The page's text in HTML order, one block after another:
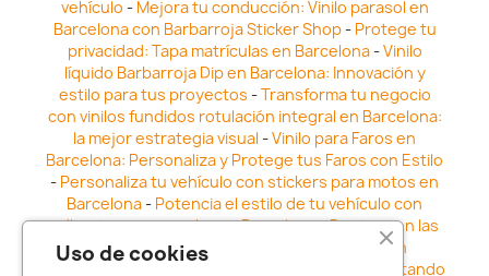
vehículo - Mejora tu conducción: Vinilo parasol en
Barcelona con Barbarroja Sticker Shop- Protege tu
privacidad: Tapa matrículas en Barcelona-Vinilo
líquido Barbarroja Dip en Barcelona: Innovación y
estilo para tus proyectos -Transforma tu negocio
con vinilos fundidos rotulación integral en Barcelona:
la mejor estrategia visual -Vinilo para Faros en
Barcelona: Personaliza y Protege tus Faros con Estilo
- Personaliza tu vehículo con stickers para motos en
Barcelona- Potencia el estilo de tu vehículo con
adhesivos para coche en Barcelona-Destaca en las
calles: Los Mejores stickers para coches en
Vinilo para faros en Barcelona: Resaltando
Uso de cookies